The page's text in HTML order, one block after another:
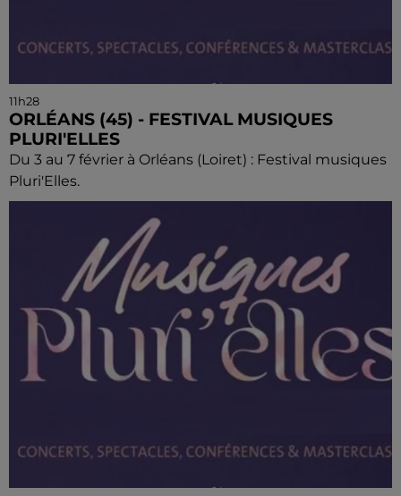
11h28
ORLÉANS (45) - FESTIVAL MUSIQUES
PLURI'ELLES
Du 3 au 7 février à Orléans (Loiret) : Festival musiques
Pluri'Elles.